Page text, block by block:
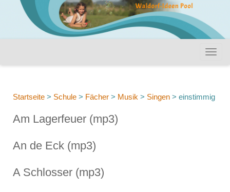
Startseite > Schule > Fächer > Musik > Singen > einstimmig
Am Lagerfeuer (mp3)
An de Eck (mp3)
A Schlosser (mp3)